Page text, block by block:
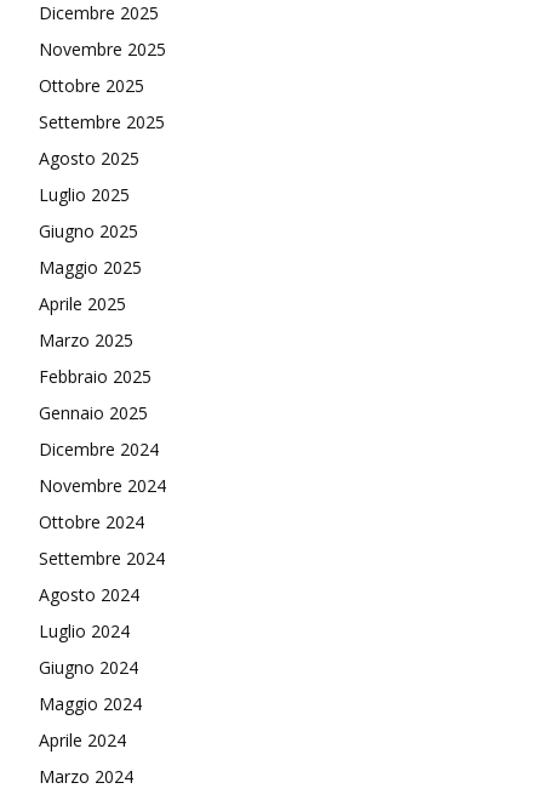
Dicembre 2025
Novembre 2025
Ottobre 2025
Settembre 2025
Agosto 2025
Luglio 2025
Giugno 2025
Maggio 2025
Aprile 2025
Marzo 2025
Febbraio 2025
Gennaio 2025
Dicembre 2024
Novembre 2024
Ottobre 2024
Settembre 2024
Agosto 2024
Luglio 2024
Giugno 2024
Maggio 2024
Aprile 2024
Marzo 2024